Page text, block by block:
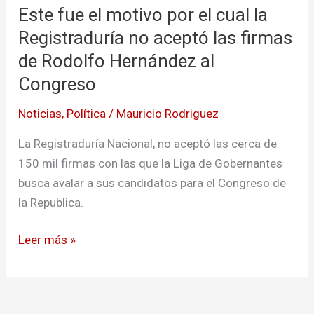
Este fue el motivo por el cual la
Registraduría no aceptó las firmas
de Rodolfo Hernández al
Congreso
Noticias, Política / Mauricio Rodriguez
La Registraduría Nacional, no aceptó las cerca de
150 mil firmas con las que la Liga de Gobernantes
busca avalar a sus candidatos para el Congreso de
la Republica.
el
motivo
por
el
cual
la
no
aceptó
las
firmas
Rodolfo
Leer más »